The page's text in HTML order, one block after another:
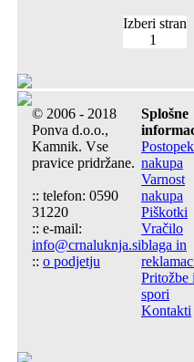
Izberi stran
1
© 2006 - 2018
Ponva d.o.o.,
Kamnik. Vse
pravice pridržane.
:: telefon: 0590
31220
:: e-mail:
info@crnaluknja.si
:: o podjetju
Splošne
Postopek
nakupa
Varnost
nakupa
Piškotki
Vračilo
blaga in
Pritožbe
spori
Kontakti